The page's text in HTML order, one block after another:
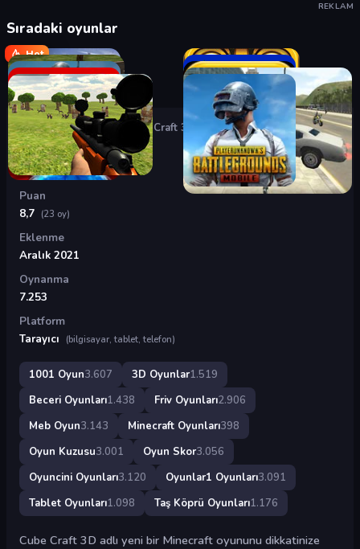
REKLAM
Sıradaki oyunlar
Hot
Oyunlar›3D Oyunlar Cube Craft 3D
Cube Craft 3D
Puan
8,7 (23 oy)
Eklenme
Aralık 2021
Oynanma
7.253
Platform
Tarayıcı
(bilgisayar, tablet, telefon)
1001 Oyun3.607 3D Oyunlar1.519
Beceri Oyunları1.438 Friv Oyunları2.906
Meb Oyun3.143 Minecraft Oyunları398
Oyun Kuzusu3.001 Oyun Skor3.056
Oyuncini Oyunları3.120 Oyunlar1 Oyunları3.091
Tablet Oyunları1.098 Taş Köprü Oyunları1.176
Cube Craft 3D adlı yeni bir Minecraft oyununu dikkatinize